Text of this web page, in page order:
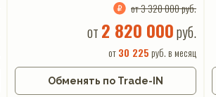
от 3 320 000 руб.
от 2 820 000руб.
от30 225 руб. в месяц
Обменять по Trade-IN